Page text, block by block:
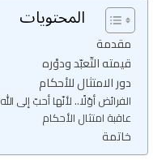
المحتويات
مقدمة
قيمته التّعبّد ودوْره
دور الامتثال للأحكام
الفرائض أوّلًا.. لأنّها أحبّ إلى الله
عاقبة امتثال الأحكام
خاتمة